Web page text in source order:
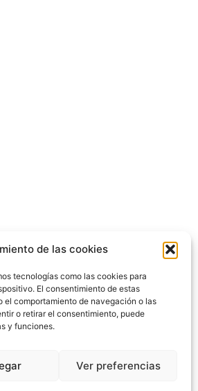
de las cookies
tecnologías como las cookies para
El consentimiento de estas
el comportamiento de navegación o las
o retirar el consentimiento, puede
y funciones.
Ver preferencias